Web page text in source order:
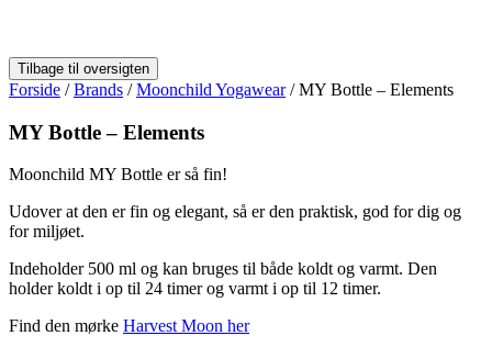
Forside /Brands /Moonchild Yogawear/ MY Bottle – Elements
MY Bottle – Elements
Moonchild MY Bottle er så fin!
Udover at den er fin og elegant, så er den praktisk, god for dig og
for miljøet.
Indeholder 500 ml og kan bruges til både koldt og varmt. Den
holder koldt i op til 24 timer og varmt i op til 12 timer.
Find den mørke Harvest Moon her